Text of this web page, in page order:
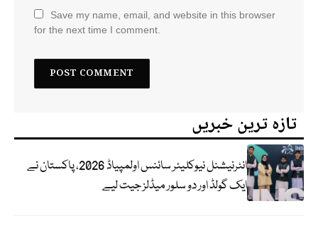
Save my name, email, and website in this browser
for the next time I comment.
تازہ ترین خبریں
انٹرنیشنل نیوکلیئر سائنس اولمپیاڈ 2026، پاکستان نے
ایک گولڈ اور دو سلور میڈلز جیت لیے